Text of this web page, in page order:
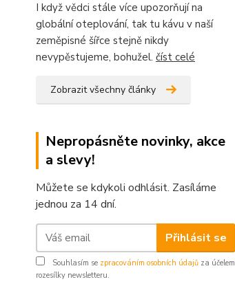
I když vědci stále více upozorňují na
globální oteplování, tak tu kávu v naší
zeměpisné šířce stejně nikdy
nevypěstujeme, bohužel. číst celé
Zobrazit všechny články
Nepropásněte novinky, akce
a slevy!
Můžete se kdykoli odhlásit. Zasíláme
jednou za 14 dní.
Přihlásit se
Souhlasím se zpracováním osobních údajů za účelem
rozesílky newsletteru.